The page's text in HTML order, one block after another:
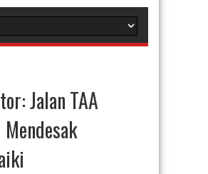
Jalan TAA